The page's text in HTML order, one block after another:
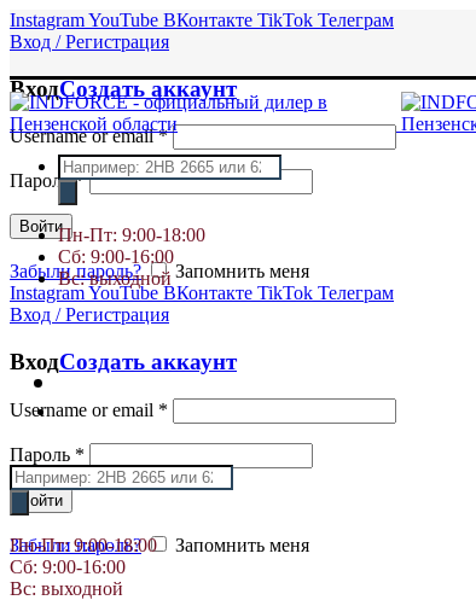
InstagramYouTube ВКонтакте TikTok Телеграм
Вход / Регистрация
ВходСоздать аккаунт
Username or email*
Пароль*
Войти
Забыли пароль?
Запомнить меня
InstagramYouTube ВКонтакте TikTok Телеграм
Вход / Регистрация
ВходСоздать аккаунт
Username or email *
Пароль *
Войти
Забыли пароль? Запомнить меня
Поиск
товаров
Пн-Пт: 9:00-18:00
Сб: 9:00-16:00
Вс: выходной
Поиск
товаров
Пн-Пт: 9:00-18:00
Сб: 9:00-16:00
Вс: выходной